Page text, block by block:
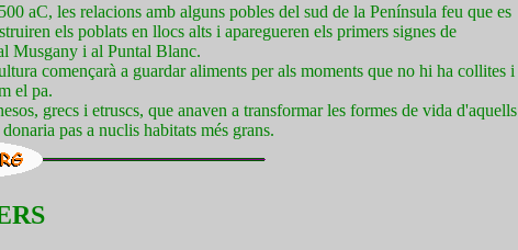
aC, les relacions amb alguns pobles del sud de la Península feu que es
els poblats en llocs alts i aparegueren els primers signes de
Musgany i al Puntal Blanc.
començarà a guardar aliments per als moments que no hi ha collites i
el pa.
grecs i etruscs, que anaven a transformar les formes de vida d'aquells
pas a nuclis habitats més grans.